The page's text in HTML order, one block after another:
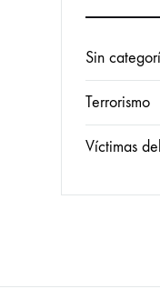
Sin
Terrorismo
Víctimas